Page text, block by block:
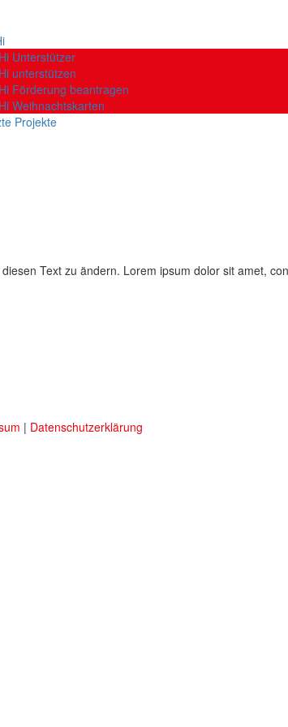
Unterstützer
unterstützen
Förderung beantragen
Weihnachtskarten
Projekte
Text zu ändern. Lorem ipsum dolor sit amet,
| Datenschutzerklärung